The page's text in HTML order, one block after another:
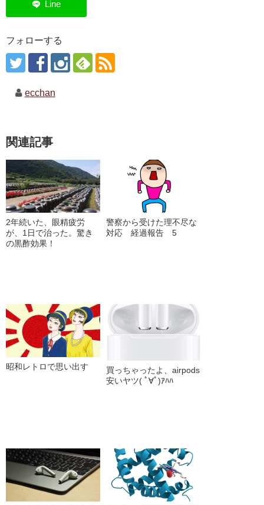
フォローする
ecchan
関連記事
2年続いた、眼精疲労
が、1日で治った。驚き
の黒酢効果！
警察から受けた理不尽な
対応 経過報告 5
昭和レトロで思い出す
買っちゃったよ、airpods
安いヤツ( ﾟ∀ﾟ)ｱﾊﾊ